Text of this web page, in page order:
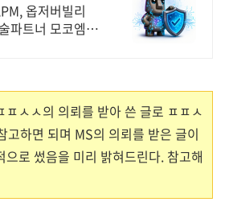
옵저버빌리
파트너 모코엠시
ㅍㅅㅅ의 의뢰를 받아 쓴 글로 ㅍㅍㅅ
고하면 되며 MS의 의뢰를 받은 글이
으로 썼음을 미리 밝혀드린다. 참고해